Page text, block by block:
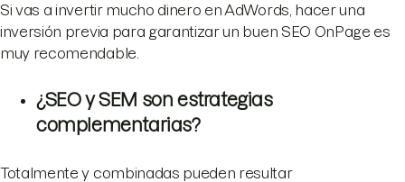
Si vas a invertir mucho dinero en AdWords, hacer una
inversión previa para garantizar un buen SEO OnPage es
muy recomendable.
¿SEO y SEM son estrategias
complementarias?
Totalmente y combinadas pueden resultar